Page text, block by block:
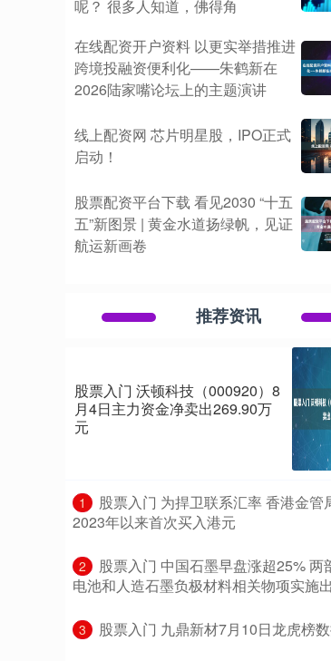
呢？ 很多人知道，佛得角
在线配资开户资料 以更实举措推进
跨境投融资便利化——朱鹤新在
2026陆家嘴论坛上的主题演讲
线上配资网 芯片明星股，IPO正式
启动！
股票配资平台下载 看见2030 “十五
五”新图景 | 黄金水道扬绿帆，见证
航运新画卷
推荐资讯
股票入门 沃顿科技（000920）8
月4日主力资金净卖出269.90万
元
1
股票入门 为捍卫联系汇率 香港金管
2023年以来首次买入港元
2
股票入门 中国石墨早盘涨超25% 两
电池和人造石墨负极材料相关物项实施
3 股票入门 九鼎新材7月10日龙虎榜